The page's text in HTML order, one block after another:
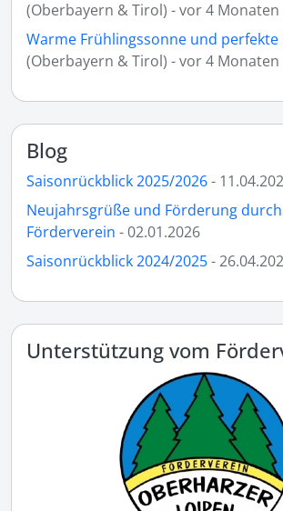
(Oberbayern & Tirol) - vor 4 Monaten
Warme Frühlingssonne und perfekte
(Oberbayern & Tirol) - vor 4 Monaten
Blog
Saisonrückblick 2025/2026-
Neujahrsgrüße und Förderung
Förderverein - 02.01.2026
Saisonrückblick 2024/2025-
Unterstützung vom